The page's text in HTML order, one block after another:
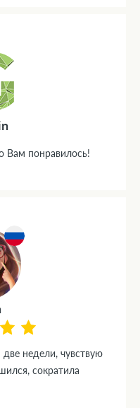
Вам понравилось!
недели, чувствую
сократила